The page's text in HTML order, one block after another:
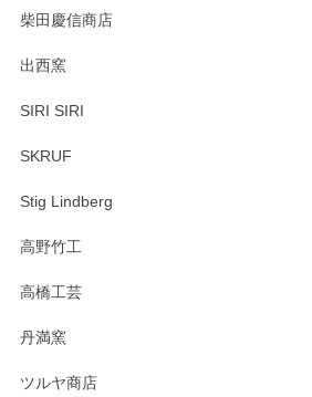
柴田慶信商店
出西窯
SIRI SIRI
SKRUF
Stig Lindberg
高野竹工
高橋工芸
丹満窯
ツルヤ商店